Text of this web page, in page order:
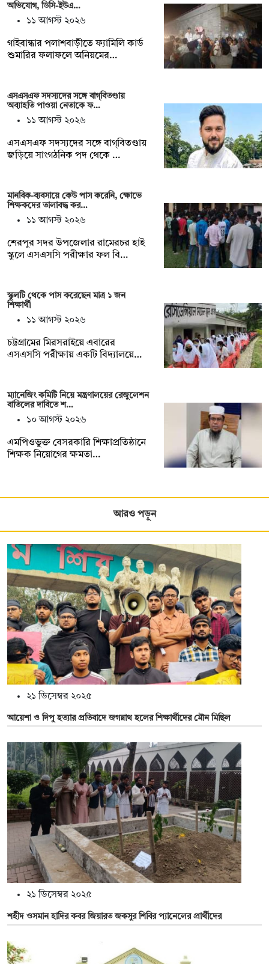
অভিযোগ, ডিসি-ইউএ…
১১ আগস্ট ২০২৬
গাইবান্ধার পলাশবাড়ীতে ফ্যামিলি কার্ড
শুমারির ফলাফলে অনিয়মের…
এসএসএফ সদস্যদের সঙ্গে বাগ্‌বিতণ্ডায়
অব্যাহতি পাওয়া নেতাকে ফ…
১১ আগস্ট ২০২৬
এসএসএফ সদস্যদের সঙ্গে বাগ্‌বিতণ্ডায়
জড়িয়ে সাংগঠনিক পদ থেকে …
মানবিক-ব্যবসায়ে কেউ পাস করেনি, ক্ষোভে
শিক্ষকদের তালাবদ্ধ কর…
১১ আগস্ট ২০২৬
শেরপুর সদর উপজেলার রামেরচর হাই
স্কুলে এসএসসি পরীক্ষার ফল বি…
স্কুলটি থেকে পাস করেছেন মাত্র ১ জন
শিক্ষার্থী
১১ আগস্ট ২০২৬
চট্টগ্রামের মিরসরাইয়ে এবারের
এসএসসি পরীক্ষায় একটি বিদ্যালয়ে…
ম্যানেজিং কমিটি নিয়ে মন্ত্রণালয়ের রেজুলেশন
বাতিলের দাবিতে শ…
১০ আগস্ট ২০২৬
এমপিওভুক্ত বেসরকারি শিক্ষাপ্রতিষ্ঠানে
শিক্ষক নিয়োগের ক্ষমতা…
আরও পড়ুন
২১ ডিসেম্বর ২০২৫
আয়েশা ও দিপু হত্যার প্রতিবাদে জগন্নাথ হলের শিক্ষার্থীদের মৌন মিছিল
২১ ডিসেম্বর ২০২৫
শহীদ ওসমান হাদির কবর জিয়ারত জকসুর শিবির প্যানেলের প্রার্থীদের